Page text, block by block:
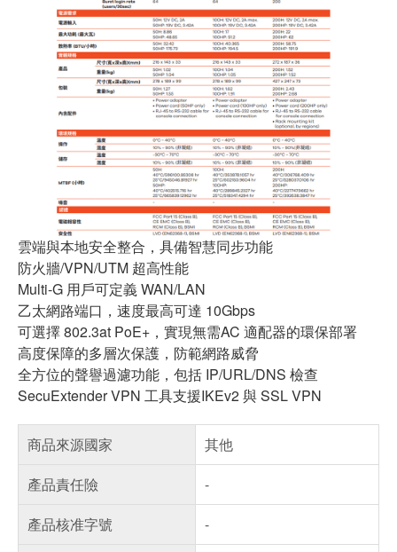
雲端與本地安全整合，具備智慧同步功能
防火牆/VPN/UTM 超高性能
Multi-G 用戶可定義 WAN/LAN
乙太網路端口，速度最高可達 10Gbps
可選擇 802.3at PoE+，實現無需AC 適配器的環保部署
高度保障的多層次保護，防範網路威脅
全方位的聲譽過濾功能，包括 IP/URL/DNS 檢查
SecuExtender VPN 工具支援IKEv2 與 SSL VPN
商品來源國家
其他
產品責任險
-
產品核准字號
-